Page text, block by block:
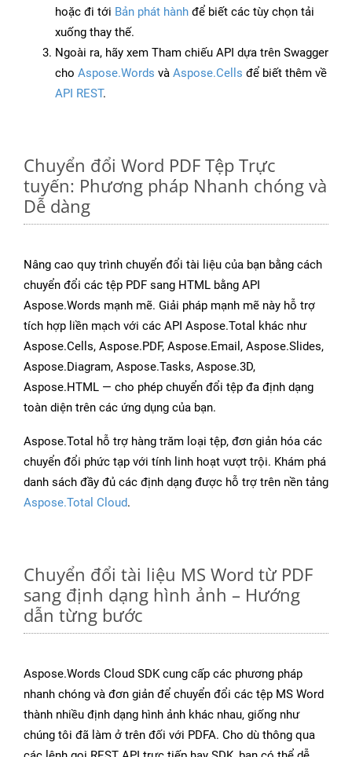
hoặc đi tới Bản phát hành để biết các tùy chọn tải
xuống thay thế.
Ngoài ra, hãy xem Tham chiếu API dựa trên Swagger
cho Aspose.Words và Aspose.Cells để biết thêm về
API REST.
Chuyển đổi Word PDF Tệp Trực
tuyến: Phương pháp Nhanh chóng và
Dễ dàng
Nâng cao quy trình chuyển đổi tài liệu của bạn bằng cách
chuyển đổi các tệp PDF sang HTML bằng API
Aspose.Words mạnh mẽ. Giải pháp mạnh mẽ này hỗ trợ
tích hợp liền mạch với các API Aspose.Total khác như
Aspose.Cells, Aspose.PDF, Aspose.Email, Aspose.Slides,
Aspose.Diagram, Aspose.Tasks, Aspose.3D,
Aspose.HTML — cho phép chuyển đổi tệp đa định dạng
toàn diện trên các ứng dụng của bạn.
Aspose.Total hỗ trợ hàng trăm loại tệp, đơn giản hóa các
chuyển đổi phức tạp với tính linh hoạt vượt trội. Khám phá
danh sách đầy đủ các định dạng được hỗ trợ trên nền tảng
Aspose.Total Cloud.
Chuyển đổi tài liệu MS Word từ PDF
sang định dạng hình ảnh – Hướng
dẫn từng bước
Aspose.Words Cloud SDK cung cấp các phương pháp
nhanh chóng và đơn giản để chuyển đổi các tệp MS Word
thành nhiều định dạng hình ảnh khác nhau, giống như
chúng tôi đã làm ở trên đối với PDFA. Cho dù thông qua